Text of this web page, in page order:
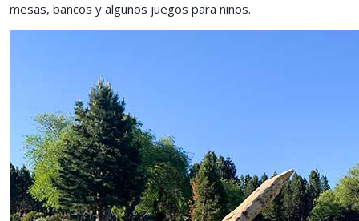
mesas, bancos y algunos juegos para niños.